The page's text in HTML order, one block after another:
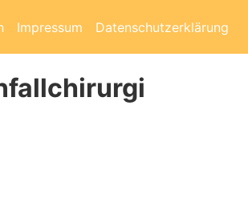
Impressum Datenschutzerklärung